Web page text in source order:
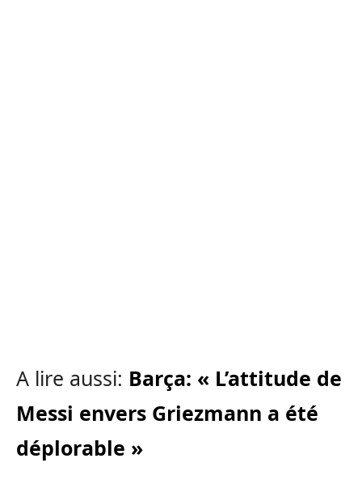
A lire aussi: Barça: « L’attitude de
Messi envers Griezmann a été
déplorable »